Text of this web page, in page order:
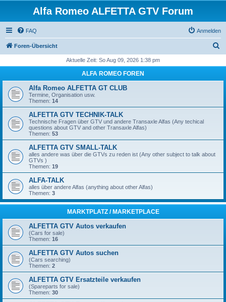
Alfa Romeo ALFETTA GTV Forum
FAQ Anmelden
Foren-Übersicht
h
Aktuelle Zeit: So Aug 09, 2026 1:38 pm
ALFA ROMEO FOREN
Alfa Romeo ALFETTA GT CLUB
Termine, Organisation usw.
Themen: 14
ALFETTA GTV TECHNIK-TALK
Technische Fragen über GTV und andere Transaxle Alfas (Any techical
questions about GTV and other Transaxle Alfas)
Themen: 53
ALFETTA GTV SMALL-TALK
alles andere was über die GTVs zu reden ist (Any other subject to talk about
GTVs )
Themen: 19
ALFA-TALK
alles über andere Alfas (anything about other Alfas)
Themen: 3
MARKTPLATZ / MARKETPLACE
ALFETTA GTV Autos verkaufen
(Cars for sale)
Themen: 16
ALFETTA GTV Autos suchen
(Cars searching)
Themen: 2
ALFETTA GTV Ersatzteile verkaufen
(Spareparts for sale)
Themen: 30